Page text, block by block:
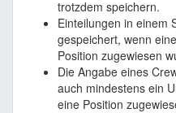
trotzdem speichern.
Einteilungen in einem
gespeichert, wenn
Position zugewiesen
Die Angabe eines
auch mindestens ein
eine Position